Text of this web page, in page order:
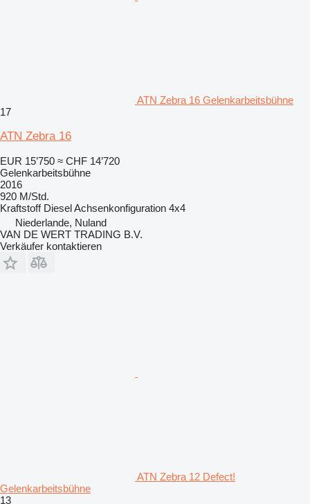
ATN Zebra 16 Gelenkarbeitsbühne
17
ATN Zebra 16
EUR 15’750 ≈ CHF 14’720
Gelenkarbeitsbühne
2016
920 M/Std.
Kraftstoff DieselAchsenkonfiguration 4x4
Niederlande, Nuland
VAN DE WERT TRADING B.V.
Verkäufer kontaktieren
ATN Zebra 12 Defect!
Gelenkarbeitsbühne
13